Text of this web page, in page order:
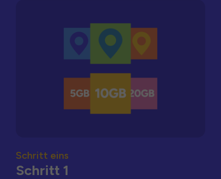
Schritt eins
Schritt 1